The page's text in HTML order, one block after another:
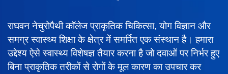
राघवन नेचुरोपैथी कॉलेज प्राकृतिक चिकित्सा, योग विज्ञान और
समग्र स्वास्थ्य शिक्षा के क्षेत्र में समर्पित एक संस्थान है। हमारा
उद्देश्य ऐसे स्वास्थ्य विशेषज्ञ तैयार करना है जो दवाओं पर निर्भर हुए
बिना प्राकृतिक तरीकों से रोगों के मूल कारण का उपचार कर